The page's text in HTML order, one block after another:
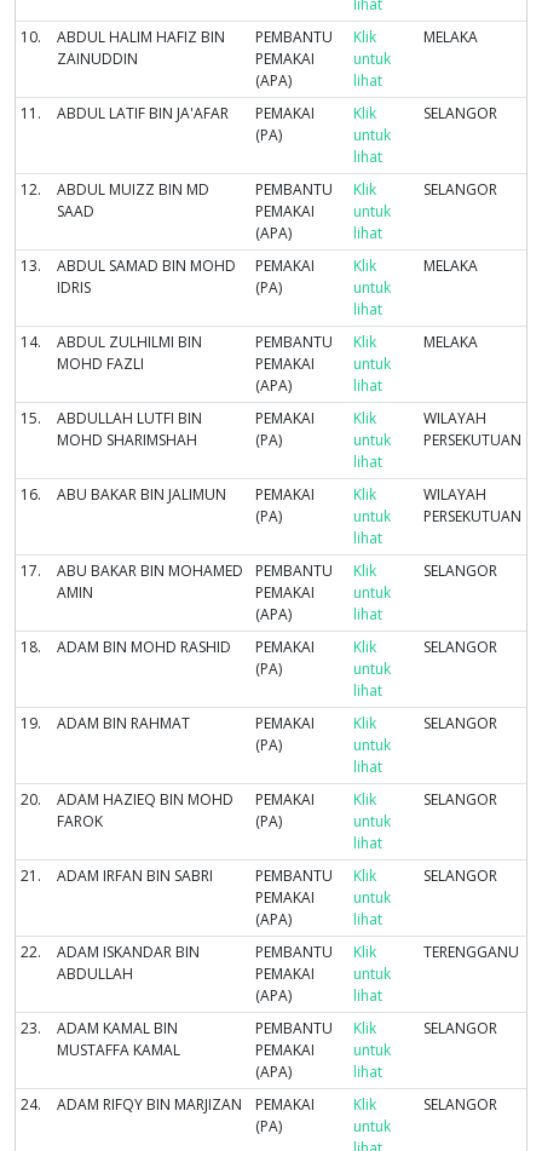
lihat
10.
ABDUL HALIM HAFIZ BIN
ZAINUDDIN
PEMBANTU
PEMAKAI
(APA)
Klik
untuk
lihat
MELAKA
11. ABDUL LATIF BIN JA'AFAR
PEMAKAI
(PA)
Klik
untuk
lihat
SELANGOR
12.
ABDUL MUIZZ BIN MD
SAAD
PEMBANTU
PEMAKAI
(APA)
Klik
untuk
lihat
SELANGOR
13.
ABDUL SAMAD BIN MOHD
IDRIS
PEMAKAI
(PA)
Klik
untuk
lihat
MELAKA
14.
ABDUL ZULHILMI BIN
MOHD FAZLI
PEMBANTU
PEMAKAI
(APA)
Klik
untuk
lihat
MELAKA
15.
ABDULLAH LUTFI BIN
MOHD SHARIMSHAH
PEMAKAI
(PA)
Klik
untuk
lihat
WILAYAH
PERSEKUTUAN
16. ABU BAKAR BIN JALIMUN
PEMAKAI
(PA)
Klik
untuk
lihat
WILAYAH
PERSEKUTUAN
17.
ABU BAKAR BIN MOHAMED
AMIN
PEMBANTU
PEMAKAI
(APA)
Klik
untuk
lihat
SELANGOR
18. ADAM BIN MOHD RASHID
PEMAKAI
(PA)
Klik
untuk
lihat
SELANGOR
19. ADAM BIN RAHMAT
PEMAKAI
(PA)
Klik
untuk
lihat
SELANGOR
20.
ADAM HAZIEQ BIN MOHD
FAROK
PEMAKAI
(PA)
Klik
untuk
lihat
SELANGOR
21. ADAM IRFAN BIN SABRI
PEMBANTU
PEMAKAI
(APA)
Klik
untuk
lihat
SELANGOR
22.
ADAM ISKANDAR BIN
ABDULLAH
PEMBANTU
PEMAKAI
(APA)
Klik
untuk
lihat
TERENGGANU
23.
ADAM KAMAL BIN
MUSTAFFA KAMAL
PEMBANTU
PEMAKAI
(APA)
Klik
untuk
lihat
SELANGOR
24. ADAM RIFQY BIN MARJIZAN
PEMAKAI
(PA)
Klik
untuk
SELANGOR